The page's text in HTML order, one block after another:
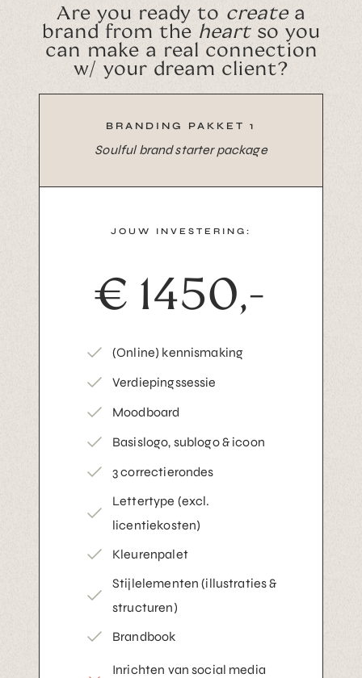
Are you ready to create a
brand from the heartso you
can make a real connection
w/ your dream client?
BRANDING PAKKET 1
Soulful brand starter package
JOUW INVESTERING:
€ 1450,-
(Online) kennismaking
Verdiepingssessie
Moodboard
Basislogo, sublogo & icoon
3 correctierondes
Lettertype (excl.
licentiekosten)
Kleurenpalet
Stijlelementen (illustraties &
structuren)
Brandbook
Inrichten van social media